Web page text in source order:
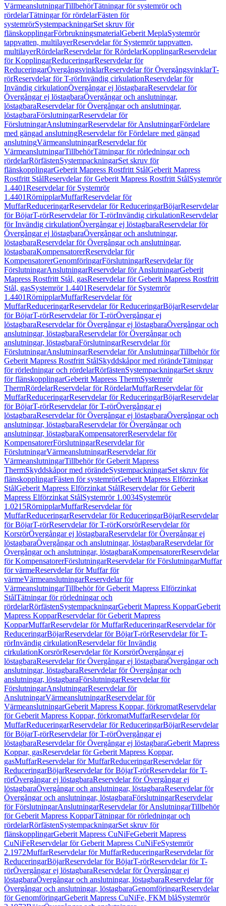
VärmeanslutningarTillbehörTätningar för systemrör och
rördelarTätningar för rördelarFästen för
systemrörSystempackningarSet skruv för
flänskopplingarFörbrukningsmaterialGeberit MeplaSystemrör
tappvatten, multilayerReservdelar för Systemrör tappvatten,
multilayerRördelarReservdelar för RördelarKopplingarReservdelar
för KopplingarReduceringarReservdelar för
ReduceringarÖvergångsvinklarReservdelar för ÖvergångsvinklarT-
rörReservdelar för T-rörInvändig cirkulationReservdelar för
Invändig cirkulationÖvergångar ej löstagbaraReservdelar för
Övergångar ej löstagbaraÖvergångar och anslutningar,
löstagbaraReservdelar för Övergångar och anslutningar,
löstagbaraFörslutningarReservdelar för
FörslutningarAnslutningarReservdelar för AnslutningarFördelare
med gängad anslutningReservdelar för Fördelare med gängad
anslutningVärmeanslutningarReservdelar för
VärmeanslutningarTillbehörTätningar för rörledningar och
rördelarRörfästenSystempackningarSet skruv för
flänskopplingarGeberit Mapress Rostfritt StålGeberit Mapress
Rostfritt StålReservdelar för Geberit Mapress Rostfritt StålSystemrör
1.4401Reservdelar för Systemrör
1.4401RörnipplarMuffarReservdelar för
MuffarReduceringarReservdelar för ReduceringarBöjarReservdelar
för BöjarT-rörReservdelar för T-rörInvändig cirkulationReservdelar
för Invändig cirkulationÖvergångar ej löstagbaraReservdelar för
Övergångar ej löstagbaraÖvergångar och anslutningar,
löstagbaraReservdelar för Övergångar och anslutningar,
löstagbaraKompensatorerReservdelar för
KompensatorerGenomföringarFörslutningarReservdelar för
FörslutningarAnslutningarReservdelar för AnslutningarGeberit
Mapress Rostfritt Stål, gasReservdelar för Geberit Mapress Rostfritt
Stål, gasSystemrör 1.4401Reservdelar för Systemrör
1.4401RörnipplarMuffarReservdelar för
MuffarReduceringarReservdelar för ReduceringarBöjarReservdelar
för BöjarT-rörReservdelar för T-rörÖvergångar ej
löstagbaraReservdelar för Övergångar ej löstagbaraÖvergångar och
anslutningar, löstagbaraReservdelar för Övergångar och
anslutningar, löstagbaraFörslutningarReservdelar för
FörslutningarAnslutningarReservdelar för AnslutningarTillbehör för
Geberit Mapress Rostfritt StålSkyddskåpor med rörändeTätningar
för rörledningar och rördelarRörfästenSystempackningarSet skruv
för flänskopplingarGeberit Mapress ThermSystemrör
ThermRördelarReservdelar för RördelarMuffarReservdelar för
MuffarReduceringarReservdelar för ReduceringarBöjarReservdelar
för BöjarT-rörReservdelar för T-rörÖvergångar ej
löstagbaraReservdelar för Övergångar ej löstagbaraÖvergångar och
anslutningar, löstagbaraReservdelar för Övergångar och
anslutningar, löstagbaraKompensatorerReservdelar för
KompensatorerFörslutningarReservdelar för
FörslutningarVärmeanslutningarReservdelar för
VärmeanslutningarTillbehör för Geberit Mapress
ThermSkyddskåpor med rörändeSystempackningarSet skruv för
flänskopplingarFästen för systemrörGeberit Mapress Elförzinkat
StålGeberit Mapress Elförzinkat StålReservdelar för Geberit
Mapress Elförzinkat StålSystemrör 1.0034Systemrör
1.0215RörnipplarMuffarReservdelar för
MuffarReduceringarReservdelar för ReduceringarBöjarReservdelar
för BöjarT-rörReservdelar för T-rörKorsrörReservdelar för
KorsrörÖvergångar ej löstagbaraReservdelar för Övergångar ej
löstagbaraÖvergångar och anslutningar, löstagbaraReservdelar för
Övergångar och anslutningar, löstagbaraKompensatorerReservdelar
för KompensatorerFörslutningarReservdelar för FörslutningarMuffar
för värmeReservdelar för Muffar för
värmeVärmeanslutningarReservdelar för
VärmeanslutningarTillbehör för Geberit Mapress Elförzinkat
StålTätningar för rörledningar och
rördelarRörfästenSystempackningarGeberit Mapress KopparGeberit
Mapress KopparReservdelar för Geberit Mapress
KopparMuffarReservdelar för MuffarReduceringarReservdelar för
ReduceringarBöjarReservdelar för BöjarT-rörReservdelar för T-
rörInvändig cirkulationReservdelar för Invändig
cirkulationKorsrörReservdelar för KorsrörÖvergångar ej
löstagbaraReservdelar för Övergångar ej löstagbaraÖvergångar och
anslutningar, löstagbaraReservdelar för Övergångar och
anslutningar, löstagbaraFörslutningarReservdelar för
FörslutningarAnslutningarReservdelar för
AnslutningarVärmeanslutningarReservdelar för
VärmeanslutningarGeberit Mapress Koppar, förkromatReservdelar
för Geberit Mapress Koppar, förkromatMuffarReservdelar för
MuffarReduceringarReservdelar för ReduceringarBöjarReservdelar
för BöjarT-rörReservdelar för T-rörÖvergångar ej
löstagbaraReservdelar för Övergångar ej löstagbaraGeberit Mapress
Koppar, gasReservdelar för Geberit Mapress Koppar,
gasMuffarReservdelar för MuffarReduceringarReservdelar för
ReduceringarBöjarReservdelar för BöjarT-rörReservdelar för T-
rörÖvergångar ej löstagbaraReservdelar för Övergångar ej
löstagbaraÖvergångar och anslutningar, löstagbaraReservdelar för
Övergångar och anslutningar, löstagbaraFörslutningarReservdelar
för FörslutningarAnslutningarReservdelar för AnslutningarTillbehör
för Geberit Mapress KopparTätningar för rörledningar och
rördelarRörfästenSystempackningarSet skruv för
flänskopplingarGeberit Mapress CuNiFeGeberit Mapress
CuNiFeReservdelar för Geberit Mapress CuNiFeSystemrör
2.1972MuffarReservdelar för MuffarReduceringarReservdelar för
ReduceringarBöjarReservdelar för BöjarT-rörReservdelar för T-
rörÖvergångar ej löstagbaraReservdelar för Övergångar ej
löstagbaraÖvergångar och anslutningar, löstagbaraReservdelar för
Övergångar och anslutningar, löstagbaraGenomföringarReservdelar
för GenomföringarGeberit Mapress CuNiFe, FKM blåSystemrör